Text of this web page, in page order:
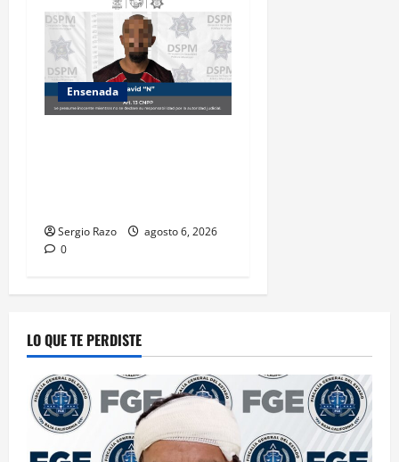
Ensenada
Sergio Razo
agosto 6, 2026
0
LO QUE TE PERDISTE